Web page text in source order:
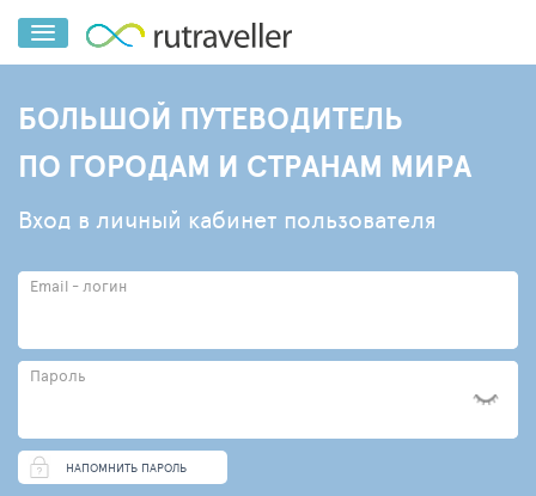
БОЛЬШОЙ ПУТЕВОДИТЕЛЬ
ПО ГОРОДАМ И СТРАНАМ МИРА
Вход в личный кабинет пользователя
Email - логин
Пароль
НАПОМНИТЬ ПАРОЛЬ